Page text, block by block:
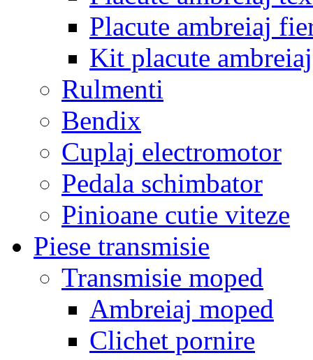
Placute ambreiaj
Kit placute ambreiaj
Rulmenti
Bendix
Cuplaj electromotor
Pedala schimbator
Pinioane cutie viteze
Piese transmisie
Transmisie moped
Ambreiaj moped
Clichet pornire